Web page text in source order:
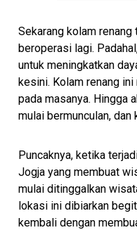
Sekarang kolam
beroperasi lagi.
untuk meningkatkan
kesini. Kolam renang
pada masanya. Hingga
mulai bermunculan, dan
Puncaknya, ketika
Jogja yang membuat
mulai ditinggalkan
lokasi ini dibiarkan
kembali dengan